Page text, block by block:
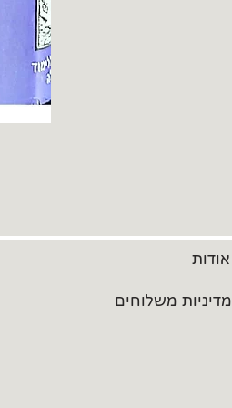
אודות
מדיניות משלוחים